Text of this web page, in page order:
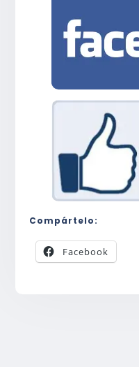
Compártelo:
Facebook